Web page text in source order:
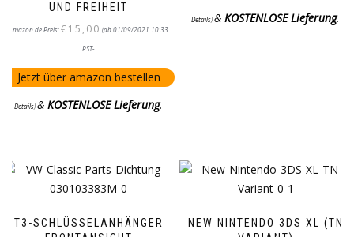
UND FREIHEIT
Amazon.de Preis:€15,00 (ab 01/09/2021 10:33
PST-
Jetzt über amazon bestellen
Details)& KOSTENLOSE Lieferung.
Details)& KOSTENLOSE Lieferung.
T3-SCHLÜSSELANHÄNGER
NEW NINTENDO 3DS XL (TN